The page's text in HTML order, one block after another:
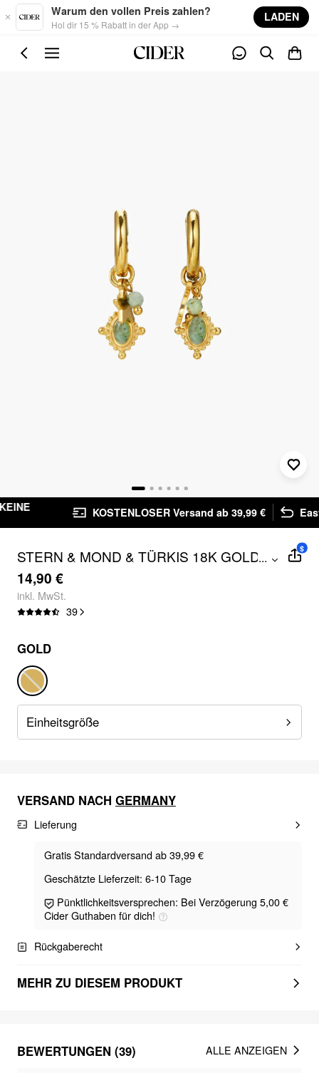
Skip to main content
Warum den vollen Preis zahlen?
Hol dir 15 % Rabatt in der App →
LADEN
KOSTENLOSER Versand ab 39,99 € Easy Returns
STERN & MOND & TÜRKIS 18K GOLD
EDELSTAHL OHRRINGE
...
14,90 €
inkl. MwSt.
39
$
GOLD
Einheitsgröße
VERSAND NACH GERMANY
Lieferung
Gratis Standardversand ab 39,99 €
Geschätzte Lieferzeit: 6-10 Tage
Pünktlichkeitsversprechen: Bei Verzögerung 5,00 €
Cider Guthaben für dich!
Rückgaberecht
MEHR ZU DIESEM PRODUKT
BEWERTUNGEN (39) ALLE ANZEIGEN